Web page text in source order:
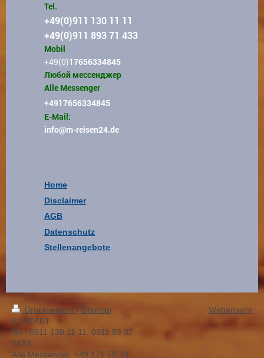
Tel.
+49(0)911 130 11 11
+49(0)911 893 71 433
Mobil
+49(0)17656334845
Любой мессенджер
Alle Messenger
+4917656334845
E-Mail:
info@m-reisen24.de
Home
Disclaimer
AGB
Datenschutz
Stellenangebote
Druckversion| Sitemap
KONTAKT
Tel.: 0911 130 11 11, 0911 89 37
1433,
Alle Messenger: +49 176 56 33
Webansicht